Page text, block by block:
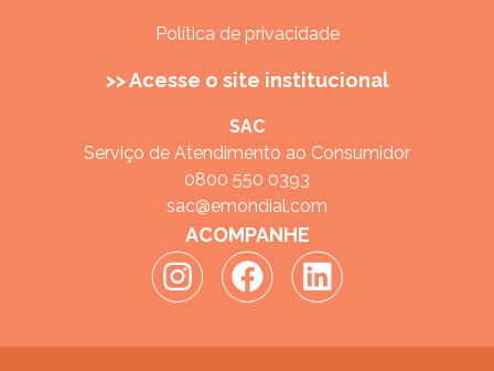
Política de privacidade
>> Acesse o site institucional
SAC
Serviço de Atendimento ao Consumidor
0800 550 0393
sac@emondial.com
ACOMPANHE